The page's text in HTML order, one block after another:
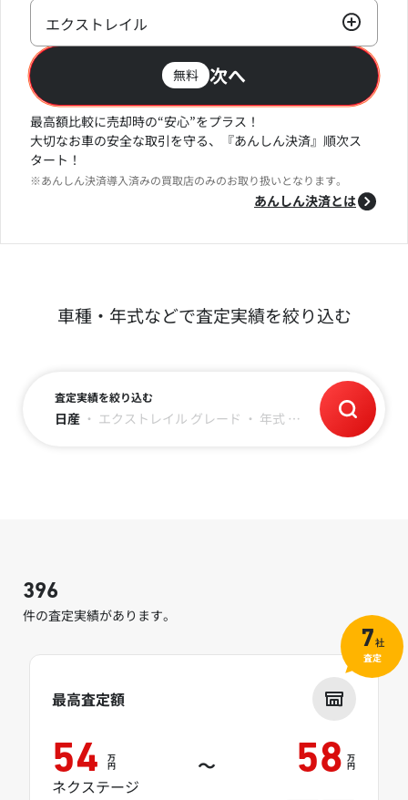
エクストレイル
無料 次へ
最高額比較に売却時の“安心”をプラス！
大切なお車の安全な取引を守る、『あんしん決済』順次ス
タート！
※あんしん決済導入済みの買取店のみのお取り扱いとなります。
あんしん決済とは
車種・年式などで査定実績を絞り込む
査定実績を絞り込む
日産 ・ エクストレイル グレード ・ 年式 ・ 走行距離
396
件の査定実績があります。
最高査定額
54 万
円 ～ 58 万
円
ネクステージ
7社
査定